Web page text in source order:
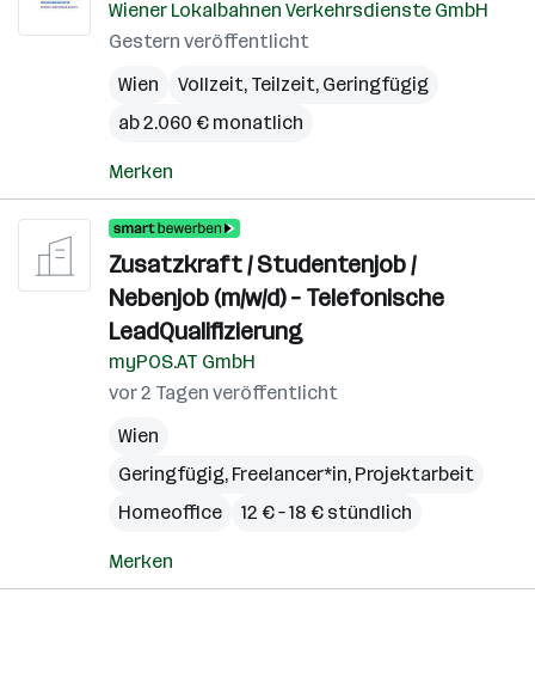
Wiener Lokalbahnen Verkehrsdienste GmbH
Gestern veröffentlicht
Wien
Vollzeit, Teilzeit, Geringfügig
ab 2.060 € monatlich
Merken
Zusatzkraft / Studentenjob /
Nebenjob (m/w/d) – Telefonische
LeadQualifizierung
myPOS.AT GmbH
vor 2 Tagen veröffentlicht
Wien
Geringfügig, Freelancer*in, Projektarbeit
Homeoffice
12 € – 18 € stündlich
Merken